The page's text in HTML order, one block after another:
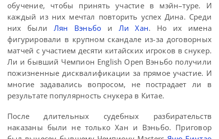
обучение, чтобы принять участие в мэйн–туре. И
каждый из них мечтал повторить успех Дина. Среди
них были Лян Вэньбо и Ли Хан. Но их имена
фигурировали в крупном скандале из-за договорных
матчей с участием десяти китайских игроков в снукер.
Ли и бывший Чемпион English Open Вэньбо получили
пожизненные дисквалификации за прямое участие. И
многие задавались вопросом, не пострадает ли в
результате популярность снукера в Китае.
После длительных судебных разбирательств
наказаны были не только Хан и Вэньбо. Приговор